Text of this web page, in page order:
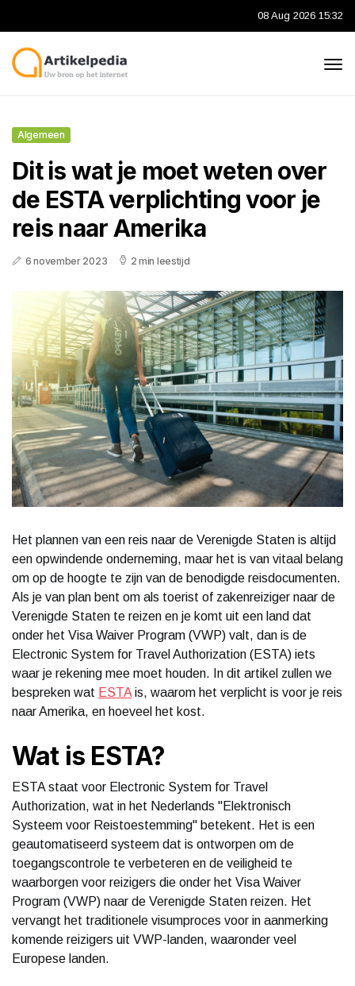
08 Aug 2026 15:32
Algemeen
Dit is wat je moet weten over
de ESTA verplichting voor je
reis naar Amerika
6 november 2023 2 min leestijd
Het plannen van een reis naar de Verenigde Staten is altijd
een opwindende onderneming, maar het is van vitaal belang
om op de hoogte te zijn van de benodigde reisdocumenten.
Als je van plan bent om als toerist of zakenreiziger naar de
Verenigde Staten te reizen en je komt uit een land dat
onder het Visa Waiver Program (VWP) valt, dan is de
Electronic System for Travel Authorization (ESTA) iets
waar je rekening mee moet houden. In dit artikel zullen we
bespreken wat ESTA is, waarom het verplicht is voor je reis
naar Amerika, en hoeveel het kost.
Wat is ESTA?
ESTA staat voor Electronic System for Travel
Authorization, wat in het Nederlands "Elektronisch
Systeem voor Reistoestemming" betekent. Het is een
geautomatiseerd systeem dat is ontworpen om de
toegangscontrole te verbeteren en de veiligheid te
waarborgen voor reizigers die onder het Visa Waiver
Program (VWP) naar de Verenigde Staten reizen. Het
vervangt het traditionele visumproces voor in aanmerking
komende reizigers uit VWP-landen, waaronder veel
Europese landen.